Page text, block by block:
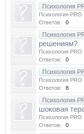
Психология
Психология PRO
Ответов:
0
Психология
решениям?
Психология PRO
Ответов:
0
Психология
Психология PRO
Ответов:
8
Психология
шоковая
Психология PRO
Ответов:
0